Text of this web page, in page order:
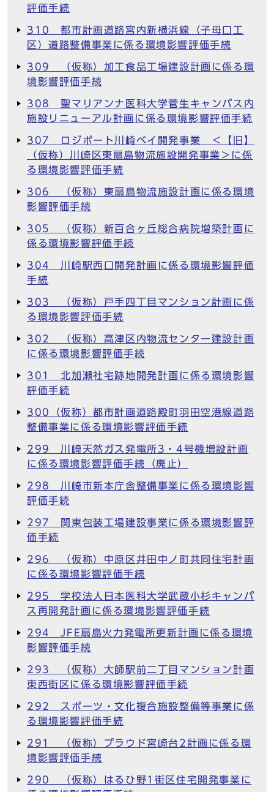
評価手続
310 都市計画道路宮内新横浜線（子母口工
区）道路整備事業に係る環境影響評価手続
309 （仮称）加工食品工場建設計画に係る環
境影響評価手続
308 聖マリアンナ医科大学菅生キャンパス内
施設リニューアル計画に係る環境影響評価手続
307 ロジポート川崎ベイ開発事業 ＜【旧】
（仮称）川崎区東扇島物流施設開発事業＞に係
る環境影響評価手続
306 （仮称）東扇島物流施設計画に係る環境
影響評価手続
305 （仮称）新百合ヶ丘総合病院増築計画に
係る環境影響評価手続
304 川崎駅西口開発計画に係る環境影響評価
手続
303 （仮称）戸手四丁目マンション計画に係
る環境影響評価手続
302 （仮称）高津区内物流センター建設計画
に係る環境影響評価手続
301 北加瀬社宅跡地開発計画に係る環境影響
評価手続
300（仮称）都市計画道路殿町羽田空港線道路
整備事業に係る環境影響評価手続
299 川崎天然ガス発電所3・4号機増設計画
に係る環境影響評価手続（廃止）
298 川崎市新本庁舎整備事業に係る環境影響
評価手続
297 関東包装工場建設事業に係る環境影響評
価手続
296 （仮称）中原区井田中ノ町共同住宅計画
に係る環境影響評価手続
295 学校法人日本医科大学武蔵小杉キャンパ
ス再開発計画に係る環境影響評価手続
294 JFE扇島火力発電所更新計画に係る環境
影響評価手続
293 （仮称）大師駅前二丁目マンション計画
東西街区に係る環境影響評価手続
292 スポーツ・文化複合施設整備等事業に係
る環境影響評価手続
291 （仮称）プラウド宮崎台2計画に係る環
境影響評価手続
290 （仮称）はるひ野1街区住宅開発事業に